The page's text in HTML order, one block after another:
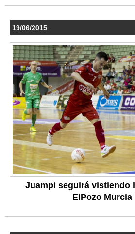
19/06/2015
Juampi seguirá vistiendo
ElPozo Murcia